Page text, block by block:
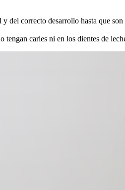
del correcto desarrollo hasta que son
tengan caries ni en los dientes de